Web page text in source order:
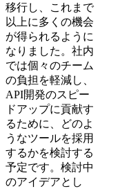
移行し、これまで
以上に多くの機会
が得られるように
なりました。社内
では個々のチーム
の負担を軽減し、
API開発のスピー
ドアップに貢献す
るために、どのよ
うなツールを採用
するかを検討する
予定です。検討中
のアイデアとし